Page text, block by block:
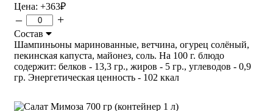
Цена: +363₽
– +
Состав
Шампиньоны маринованные, ветчина, огурец солёный,
пекинская капуста, майонез, соль. На 100 г. блюдо
содержит: белков - 13,3 гр., жиров - 5 гр., углеводов - 0,9
гр. Энергетическая ценность - 102 ккал